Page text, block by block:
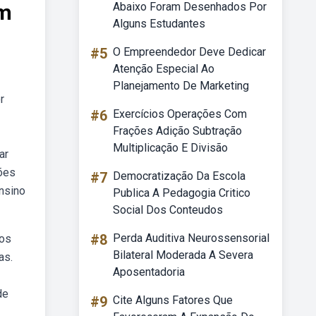
Abaixo Foram Desenhados Por
Alguns Estudantes
#5 O Empreendedor Deve Dedicar
Atenção Especial Ao
Planejamento De Marketing
#6 Exercícios Operações Com
Frações Adição Subtração
Multiplicação E Divisão
#7 Democratização Da Escola
Publica A Pedagogia Critico
Social Dos Conteudos
#8 Perda Auditiva Neurossensorial
Bilateral Moderada A Severa
Aposentadoria
#9 Cite Alguns Fatores Que